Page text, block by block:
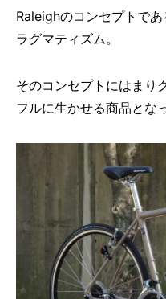
Raleighのコンセプトで
ラグマティズム。
そのコンセプトにはまり
フルに生かせる商品とな